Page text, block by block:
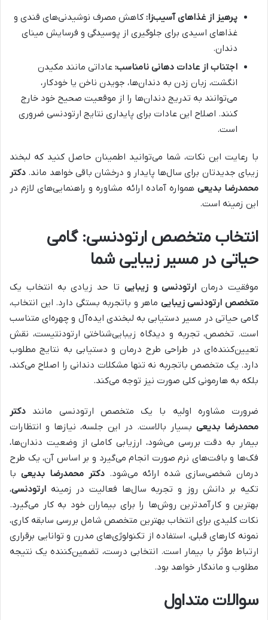
پرهیز از غذاهای آسیب‌زا: کاهش مصرف نوشیدنی‌های قندی و
غذاهای اسیدی برای جلوگیری از پوسیدگی و فرسایش مینای
دندان.
اجتناب از عادات دهانی نامناسب: عاداتی مانند مکیدن
انگشت، زبان زدن به دندان‌ها، جویدن ناخن یا خودکار،
می‌توانند به تدریج دندان‌ها را از موقعیت صحیح خود خارج
کنند. اصلاح این عادات برای پایداری نتایج ارتودنسی ضروری
است.
با رعایت این نکات، شما می‌توانید اطمینان حاصل کنید که لبخند
زیبای جدیدتان برای سال‌ها پایدار و درخشان باقی خواهد ماند. دکتر
محمدرضا بدیعی همواره آماده ارائه مشاوره و راهنمایی‌های لازم در
این زمینه است.
انتخاب متخصص ارتودنسی: گامی
حیاتی در مسیر زیبایی شما
موفقیت درمان ارتودنسی و زیبایی تا حد زیادی به انتخاب یک
متخصص ارتودنسی زیبایی ماهر و باتجربه بستگی دارد. این انتخاب،
گامی حیاتی در مسیر دستیابی به لبخندی ایده‌آل و چهره‌ای متناسب
است. تخصص، تجربه و دیدگاه زیبایی‌شناختی ارتودنتیست، نقش
تعیین‌کننده‌ای در طراحی طرح درمان و دستیابی به نتایج مطلوب
دارد. یک متخصص باتجربه نه تنها مشکلات دندانی را اصلاح می‌کند،
بلکه به هارمونی کلی صورت نیز توجه می‌کند.
ضرورت مشاوره اولیه با یک متخصص ارتودنسی مانند دکتر
محمدرضا بدیعی بسیار بالاست. در این جلسه، نیازها و انتظارات
بیمار به دقت بررسی می‌شود، ارزیابی کاملی از وضعیت دندان‌ها،
فک‌ها و بافت‌های نرم صورت انجام می‌گیرد و بر اساس آن، یک طرح
درمان شخصی‌سازی شده ارائه می‌شود.دکتر محمدرضا بدیعی با
تکیه بر دانش روز و تجربه سال‌ها فعالیت در زمینه ارتودنسی،
بهترین و کارآمدترین روش‌ها را برای بیماران خود به کار می‌گیرد.
نکات کلیدی برای انتخاب بهترین متخصص شامل بررسی سابقه کاری،
نمونه کارهای قبلی، استفاده از تکنولوژی‌های مدرن و توانایی برقراری
ارتباط مؤثر با بیمار است. انتخابی درست، تضمین‌کننده یک نتیجه
مطلوب و ماندگار خواهد بود.
سوالات متداول